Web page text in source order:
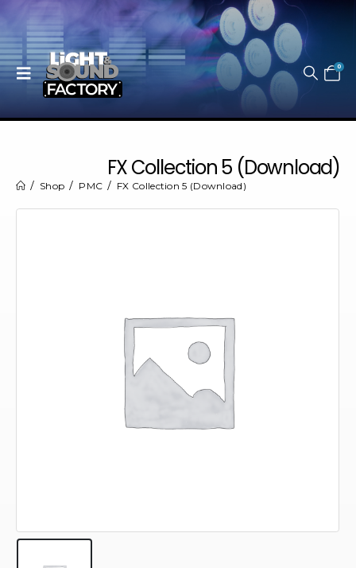
0
FX Collection 5 (Download)
Shop PMC FX Collection 5 (Download)